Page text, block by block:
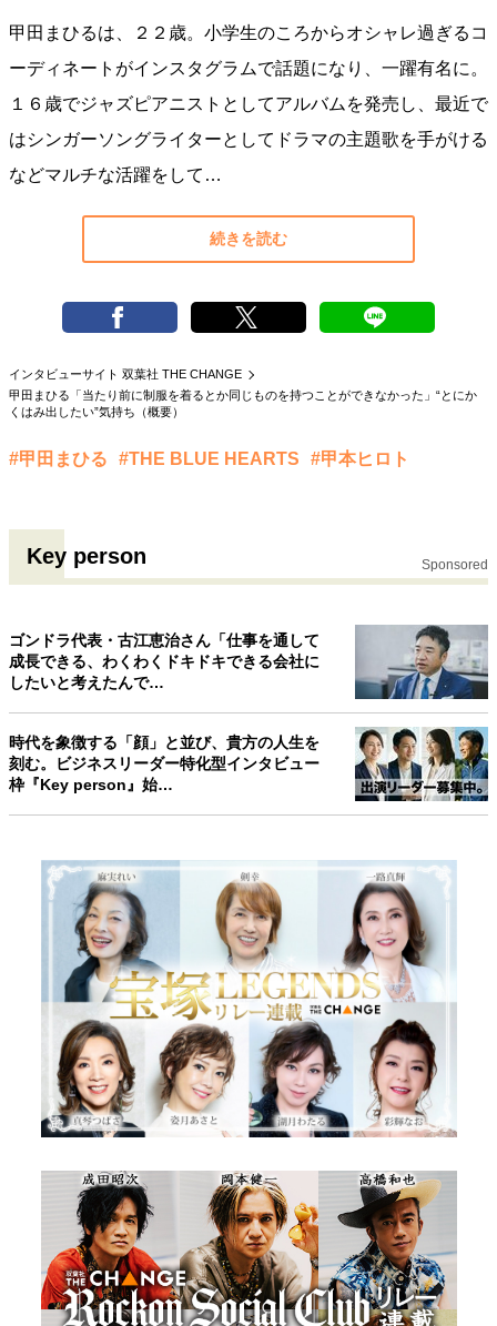
トップが描く未来
マインドセット
10代・20代の土台
ライフスタイル・生き方
パートナーとの歩み方
親になるということ
病が教えてくれたこと
私を彩るエッセンス
60代のネクストステージ
社会・カルチャー・マネー
甲田まひるは、２２歳。小学生のころからオシャレ過ぎるコ
ーディネートがインスタグラムで話題になり、一躍有名に。
１６歳でジャズピアニストとしてアルバムを発売し、最近で
はシンガーソングライターとしてドラマの主題歌を手がける
などマルチな活躍をして…
続きを読む
インタビューサイト 双葉社 THE CHANGE
甲田まひる「当たり前に制服を着るとか同じものを持つことができなかった」“とにか
くはみ出したい”気持ち（概要）
#甲田まひる #THE BLUE HEARTS #甲本ヒロト
Key person Sponsored
ゴンドラ代表・古江恵治さん「仕事を通して
成長できる、わくわくドキドキできる会社に
したいと考えたんで…
時代を象徴する「顔」と並び、貴方の人生を
刻む。ビジネスリーダー特化型インタビュー
枠『Key person』始…